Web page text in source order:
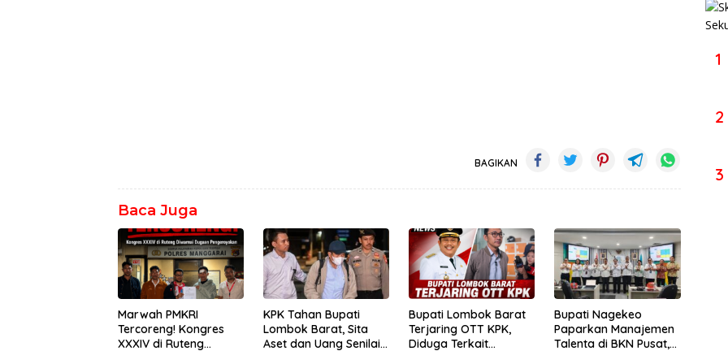
BAGIKAN
Baca Juga
Marwah PMKRI
Tercoreng! Kongres
XXXIV di Ruteng
KPK Tahan Bupati
Lombok Barat, Sita
Aset dan Uang Senilai
Bupati Lombok Barat
Terjaring OTT KPK,
Diduga Terkait
Bupati Nagekeo
Paparkan Manajemen
Talenta di BKN Pusat,
1
2
3